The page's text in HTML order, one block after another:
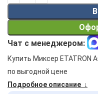
Чат с менеджером:
Купить Миксер ETATRON
по выгодной цене
Подробное описание ↓